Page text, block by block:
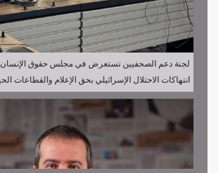
لجنة دعم الصحفيين تستعرض في مجلس حقوق
انتهاكات الاحتلال الإسرائيلي بحق الإعلام والقطاعات